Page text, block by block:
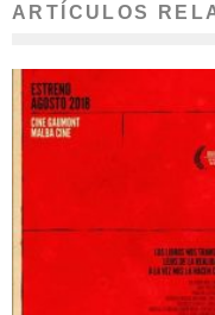
ARTÍCULOS